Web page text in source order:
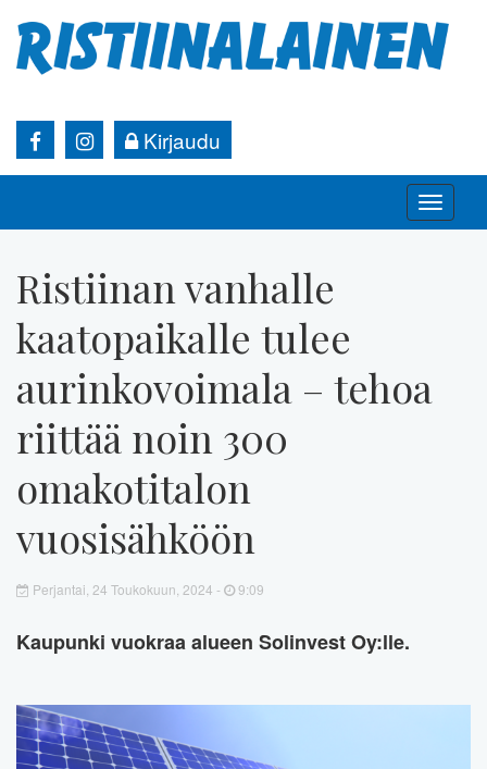
Kirjaudu
Toggle
Ristiinan vanhalle
kaatopaikalle tulee
aurinkovoimala – tehoa
riittää noin 300
omakotitalon
vuosisähköön
Perjantai, 24 Toukokuun, 2024 - 9:09
Kaupunki vuokraa alueen Solinvest Oy:lle.